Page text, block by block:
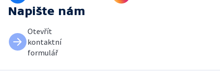
Napište nám
Otevřít
kontaktní
formulář